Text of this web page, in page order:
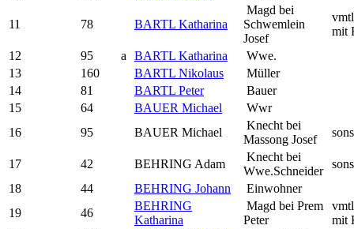
11 78 BARTL Katharina
Magd bei
Schwemlein
Josef
mit
12
95 a BARTL Katharina
Wwe.
13
160 BARTL Nikolaus
Müller
14
81 BARTL Peter
Bauer
15
64 BAUER Michael
Wwr
16
95 BAUER Michael
Knecht bei
Massong Josef
17 42 BEHRING Adam
Knecht bei
Wwe.Schneider
18
44 BEHRING Johann
Einwohner
19
46
BEHRING
Katharina
Magd bei Prem
Peter
mit